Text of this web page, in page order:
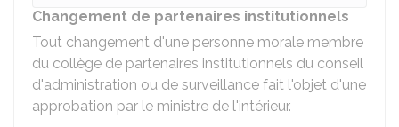
Changement de partenaires institutionnels
Tout changement d'une personne morale membre
du collège de partenaires institutionnels du conseil
d'administration ou de surveillance fait l'objet d'une
approbation par le ministre de l'intérieur.